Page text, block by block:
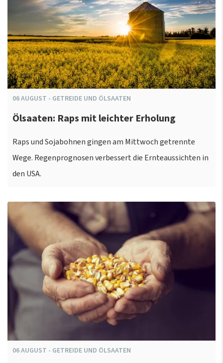
06AUGUST - GETREIDE UND ÖLSAATEN
Ölsaaten: Raps mit leichter Erholung
Raps und Sojabohnen gingen am Mittwoch getrennte
Wege. Regenprognosen verbessert die Ernteaussichten in
den USA.
06AUGUST - GETREIDE UND ÖLSAATEN